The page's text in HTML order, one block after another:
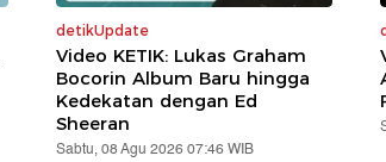
detikUpdate
Video KETIK: Lukas Graham
Bocorin Album Baru hingga
Kedekatan dengan Ed
Sheeran
Sabtu, 08 Agu 2026 07:46 WIB